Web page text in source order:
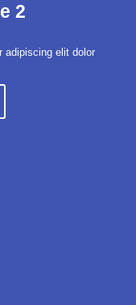
2
adipiscing elit dolor